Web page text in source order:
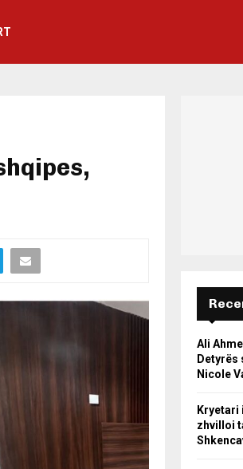
Ali
Detyrës
Nicole
Kryetari
zhvilloi